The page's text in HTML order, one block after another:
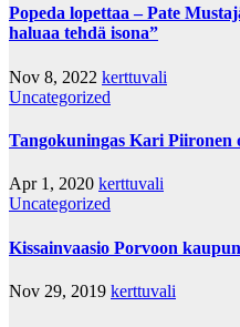
Popeda lopettaa – Pate
haluaa tehdä isona”
Nov 8, 2022 kerttuvali
Uncategorized
Tangokuningas Kari Piironen
Apr 1, 2020 kerttuvali
Uncategorized
Kissainvaasio Porvoon
Nov 29, 2019 kerttuvali